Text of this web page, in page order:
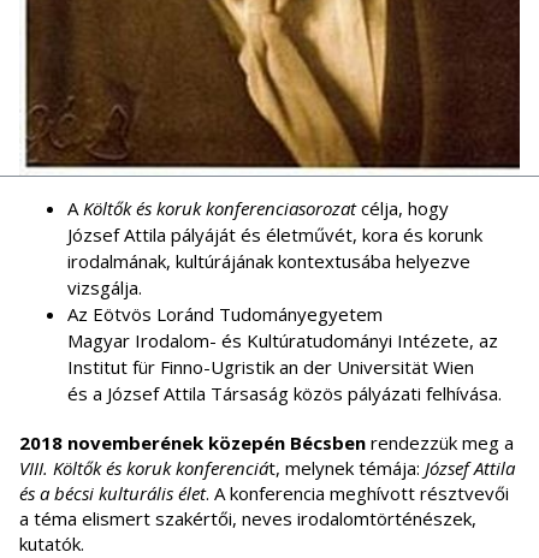
AKöltők és koruk konferenciasorozatcélja, hogy
József Attila pályáját és életművét, kora és korunk
irodalmának, kultúrájának kontextusába helyezve
vizsgálja.
Az Eötvös Loránd Tudományegyetem
Magyar Irodalom- és Kultúratudományi Intézete, az
Institut für Finno-Ugristik an der Universität Wien
és a József Attila Társaság közös pályázati felhívása.
2018 novemberének közepén Bécsben rendezzük meg a
VIII. Költők és koruk konferenciát, melynek témája: József Attila
és a bécsi kulturális élet. A konferencia meghívott résztvevői
a téma elismert szakértői, neves irodalomtörténészek,
kutatók.